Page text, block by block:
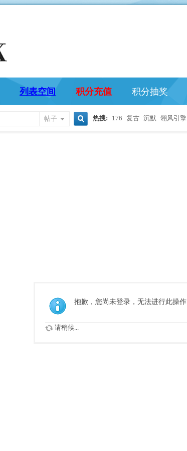
列表空间 积分充值 积分抽奖
帖子 热搜: 176 复古 沉默 翎风引擎
抱歉，您尚未登录，无法进行此操作
请稍候...